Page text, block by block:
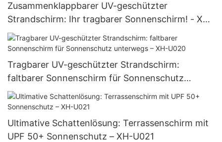
Zusammenklappbarer UV-geschützter
Strandschirm: Ihr tragbarer Sonnenschirm! - XH-
U019
Tragbarer UV-geschützter Strandschirm:
faltbarer Sonnenschirm für Sonnenschutz
unterwegs – XH-U020
Ultimative Schattenlösung: Terrassenschirm mit
UPF 50+ Sonnenschutz – XH-U021